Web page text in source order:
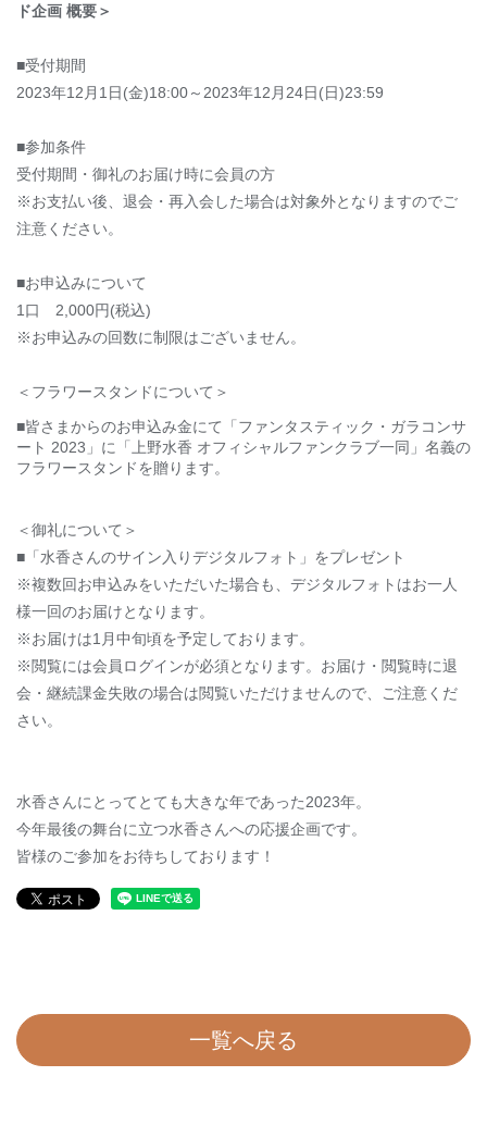
ド企画 概要＞
■受付期間
2023年12 月 1 日(金)18:00～ 2023年12 月 24日(日)23:59
■参加条件
受付期間・御礼のお届け時に会員の方
※お支払い後、退会・再入会した場合は対象外となりますのでご
注意ください。
■お申込みについて
1 口 2,000円(税込)
※お申込みの回数に制限はございません。
＜フラワースタンドについて＞
■皆さまからのお申込み金にて「ファンタスティック・ガラコンサ
ート 2023 」に「上野水香 オフィシャルファンクラブ一同」名義の
フラワースタンドを贈ります。
＜御礼について＞
■「水香さんのサイン入りデジタルフォト」をプレゼント
※複数回お申込みをいただいた場合も、 デジタルフォトはお一人
様一回のお届けとなります。
※お届けは1 月中旬頃を予定しております。
※閲覧には会員ログインが必須となります。 お届け ・閲覧時に退
会・継続課金失敗の場合は閲覧いただけませんので、ご注意くだ
さい。
水香さんにとってとても大きな年であった2023年。
今年最後の舞台に立つ水香さんへの応援企画です。
皆様のご参加をお待ちしております！
一覧へ戻る